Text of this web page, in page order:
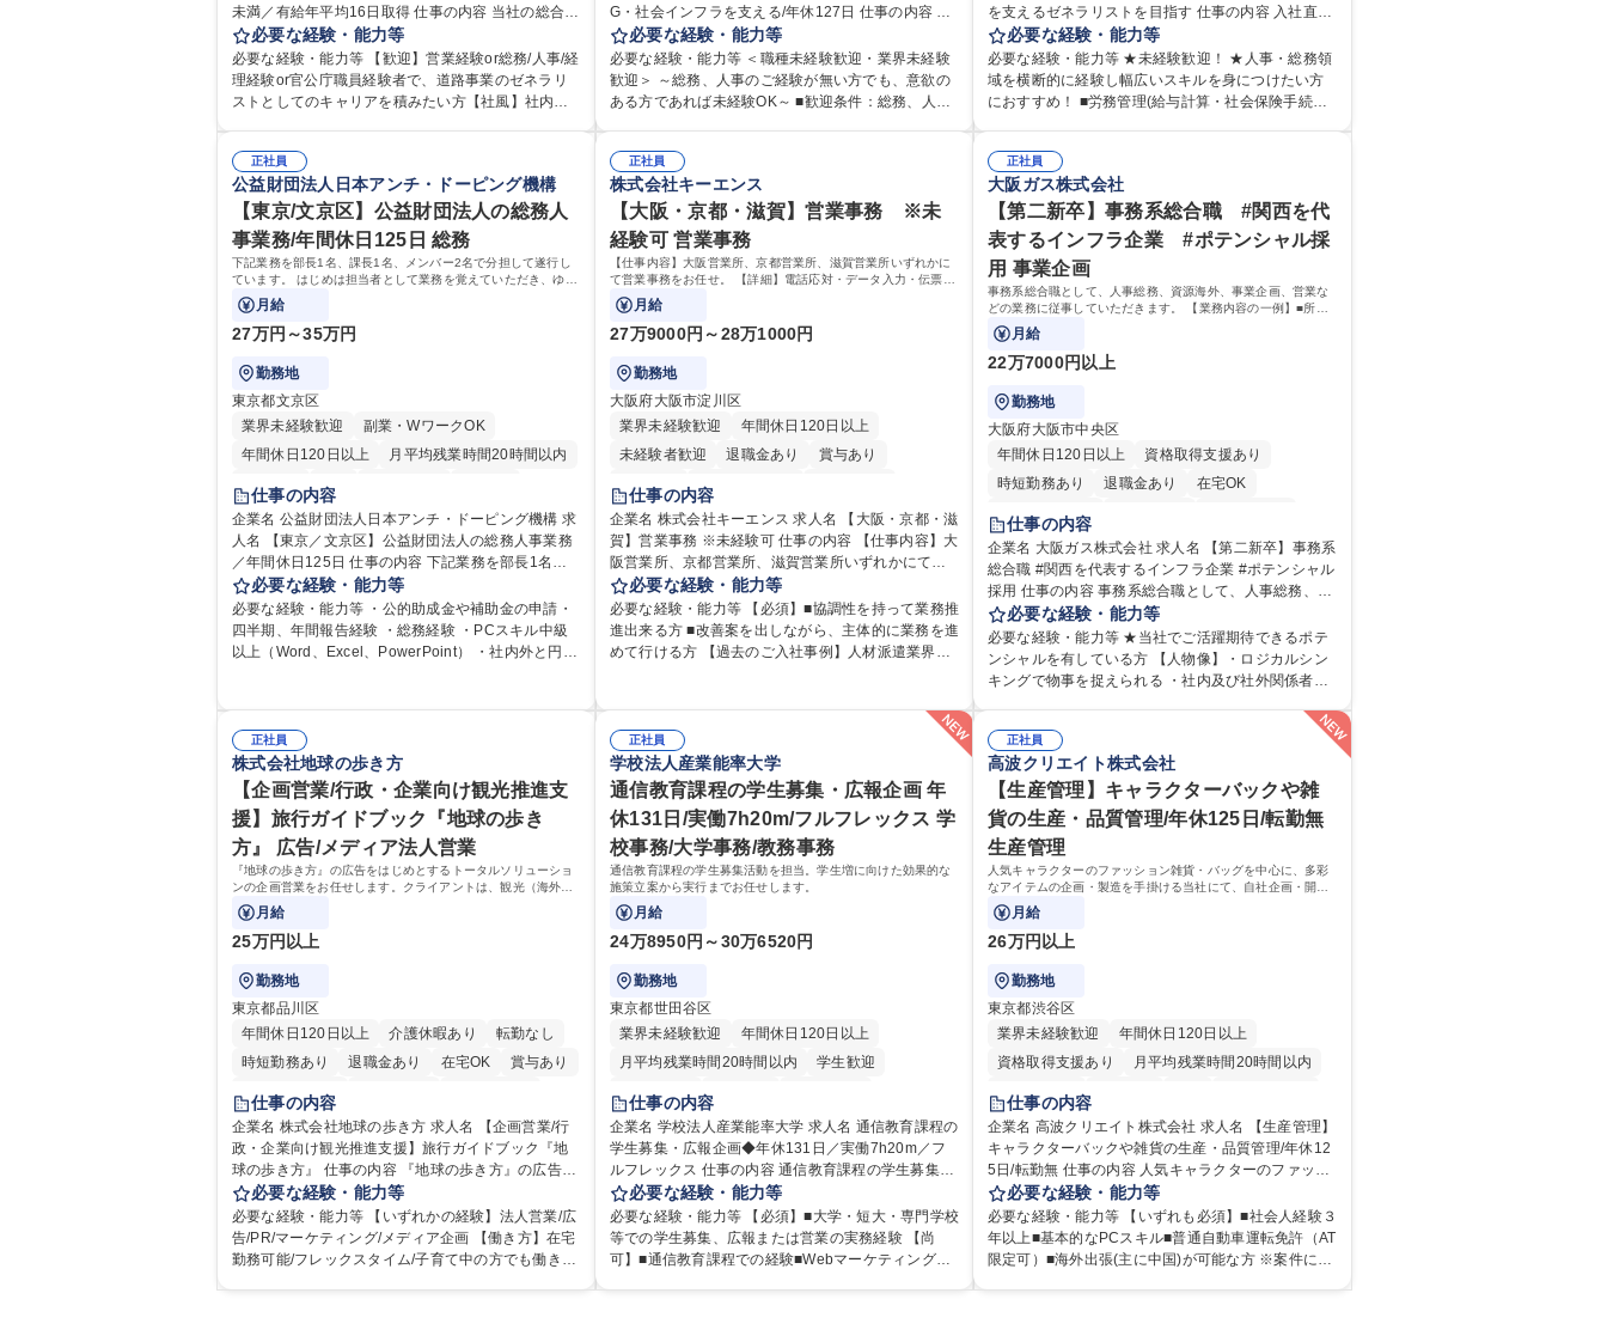
資格取得手当あり
食事補助あり
未満／有給年平均16日取得 仕事の内容 当社の総合職
として、ジョブローテーションによる人事経理部門
や収益事業等のフロント部門の部署等幅広い部署で
の業務をお任せいたします。研修制度やキャリア支
援が充実しております！ ※下記業務詳細 【業務詳
運営、新宿駅西口広場の「イベントコーナー」など
の管理運営 ■道路部門：整備の急がれる骨格幹線道路
や木造住宅密集地域の特定整備路線の用地取得、道
路に関する普及啓発事業、都内の道路施設や道路工
事現場の見学ツアー事業 ※入社後は上記いずれかの
部門へ配属。※業務内容変更の範囲：会社の定める
業月平均9時間未満／有給年平均16日取得
必要な経験・能力等
必要な経験・能力等 【歓迎】営業経験or総務/人事/経
理経験or官公庁職員経験者で、道路事業のゼネラリ
ストとしてのキャリアを積みたい方【社風】社内関
携われる：総合職（事務）では、駐車場の管理運営
や道路用地の取得、公益財団法人の中枢を担う管理
部門など多岐に渡る業務を経験できます。 ■様々なプ
ロジェクト：駐車場事業の他、新宿駅西口広場内に
設置された照明を兼ねた広告「ブライトサイン」の
管理運営を行うなど、事業収益を生み出す活動を積
極的に行っています。 学歴・資格 学歴：大学院 大学
高専 短大 専修学校 高校 語学力： 資格：
土日祝休み
服装自由
寮・社宅あり
食事補助あり
G・社会インフラを支える/年休127日 仕事の内容 総
務・人事領域を中心に、これまでのご経験に応じて
幅広くお任せします。 ＜具体的には＞ ・総務/人事労
務（給与・社保・勤怠管理など） ・採用・教育研修
・福利厚生運用 など ※基本的には事務所勤務です
当業務を持ちつつ、お互いに助け合いながら、総務
部という組織として協力しながら進める体制です。
募集職種 【大阪】総務人事＜未経験歓迎＞◇三菱電
機G・社会インフラを支える/年休127日
必要な経験・能力等
必要な経験・能力等 ＜職種未経験歓迎・業界未経験
歓迎＞ ～総務、人事のご経験が無い方でも、意欲の
ある方であれば未経験OK～ ■歓迎条件：総務、人事
い、業務を円滑に遂行できる協調性やコミュニケー
ション能力を持っている方 ・人事総務領域に興味が
ありゼネラリスト志向をお持ちの方 学歴・資格 学
歴：大学院 大学 語学力： 資格：
交通費支給
土日祝休み 寮・社宅あり
を支えるゼネラリストを目指す 仕事の内容 入社直後
は労務（労務管理・給与計算・安全衛生・福利厚生
等）からお任せいたします。将来は総務・採用・教
育業務へ守備範囲を広げ、組織運営を支えるゼネラ
リストをめざせます。 ・初期業務：労働時間管理、
て、休職者管理など、幅広く経験を積んでいただき
ます。 ・将来的な広がり：総務・採用・教育・税務
対応・経営企画等。 ★メンバーがマンツーマンで丁
寧に教えるため、ご経験が浅くても安心！幅広く経
験を積みたい意欲がある方に最適な環境です。 募集
職種 【総務・人事】未経験歓迎/日立グループ/組織運
営を支えるゼネラリストを目指す
必要な経験・能力等
必要な経験・能力等 ★未経験歓迎！ ★人事・総務領
域を横断的に経験し幅広いスキルを身につけたい方
におすすめ！ ■労務管理(給与計算・社会保険手続
ームで仕事を推進できる方■将来はマネジメント職と
して活躍したい 【尚可】■人事、労務、採用、教育業
務のご経験 ■労務管理（給与計算・社会保険手続き・
勤怠管理など）の経験 ■衛生管理者の資格をお持ちの
方 学歴・資格 学歴：大学院 大学 高専 短大 専修学校
高校 語学力： 資格：
正社員
公益財団法人日本アンチ・ドーピング機構
【東京/文京区】公益財団法人の総務人
事業務/年間休日125日 総務
下記業務を部長1名、課長1名、メンバー2名で分担して遂行し
ています。 はじめは担当者として業務を覚えていただき、ゆく
ゆくはリーダーやマネージャーポジションとして活躍いただく
ことを期待しています。
月給
27万円～35万円
勤務地
東京都文京区
業界未経験歓迎
副業・WワークOK
年間休日120日以上
月平均残業時間20時間以内
転勤なし
英語
賞与あり
育休あり
完全週休2日制
交通費支給
土日祝休み 食事補助あり
仕事の内容
企業名 公益財団法人日本アンチ・ドーピング機構 求
人名 【東京／文京区】公益財団法人の総務人事業務
／年間休日125日 仕事の内容 下記業務を部長1名、
課長1名、メンバー2名で分担して遂行しています。
はじめは担当者として業務を覚えていただき、ゆく
ゆくはリーダーやマネージャーポジションとして活
躍いただくことを期待しています。 【総務・人事グ
出 ・法定の会議運営（評議員会、理事会） ・コンプ
ライアンス ・内部規程やルールの管理、整備、文書
管理 ・契約関連 ・衛生管理 ・防災関連・公的助成金
の管理・オフィス、ファシリティ管理 ・福利厚生関
連 ・職員からの問合せ、相談対応 ・その他日常の総
務業務全般 募集職種 【東京／文京区】公益財団法人
の総務人事業務／年間休日125日
必要な経験・能力等
必要な経験・能力等 ・公的助成金や補助金の申請・
四半期、年間報告経験 ・総務経験 ・PCスキル中級
以上（Word、Excel、PowerPoint） ・社内外と円滑
専修学校 高校 語学力： 資格：
正社員
株式会社キーエンス
【大阪・京都・滋賀】営業事務 ※未
経験可 営業事務
【仕事内容】大阪営業所、京都営業所、滋賀営業所いずれかに
て営業事務をお任せ。 【詳細】電話応対・データ入力・伝票や
見積の作成・カタログ送付・来客対応・営業所内で発生する事
務業務や業務改善をお任せ。
月給
27万9000円～28万1000円
勤務地
大阪府大阪市淀川区
業界未経験歓迎
年間休日120日以上
未経験者歓迎
退職金あり
賞与あり
育休あり
完全週休2日制
駅近5分以内
土日祝休み
仕事の内容
企業名 株式会社キーエンス 求人名 【大阪・京都・滋
賀】営業事務 ※未経験可 仕事の内容 【仕事内容】大
阪営業所、京都営業所、滋賀営業所いずれかにて営
業事務をお任せ。 【詳細】電話応対・データ入力・
伝票や見積の作成・カタログ送付・来客対応・営業
所内で発生する事務業務や業務改善をお任せ。 【教
育制度】ご入社後、育成担当とペアになりながらOJT
仕事に慣れることができる環境です。また、「チー
ムで成果を出す文化」があり、良いやり方を積極的
に共有しながら常に改善を目指す風土のため、安心
して業務に取り組んでいただけます。 募集職種 【大
阪・京都・滋賀】営業事務 ※未経験可
必要な経験・能力等
必要な経験・能力等 【必須】■協調性を持って業務推
進出来る方 ■改善案を出しながら、主体的に業務を進
めて行ける方 【過去のご入社事例】人材派遣業界や
なく主体性を発揮したサポートにより、キーエンス
の付加価値向上に貢献します。ベースの定型業務に
加えて、お客様や社員の状況に合わせ、能動的なサ
ポート、改善の動きも期待され。組織を支えるスペ
シャリストとして、チームに貢献し、結果的に社員
から頼られる存在になることができます。平均19:30
の退勤以降の業務の持ち帰りも禁止されており、メ
リハリのある働き方となります。 学歴・資格 学歴：
大学院 大学 高専 短大 語学力： 資格：
正社員
大阪ガス株式会社
【第二新卒】事務系総合職 #関西を代
表するインフラ企業 #ポテンシャル採
用 事業企画
事務系総合職として、人事総務、資源海外、事業企画、営業な
どの業務に従事していただきます。 【業務内容の一例】■所属
事業部の勤労業務 ■海外に関係する各種業務 ■営業部門の企画
スタッフ、ルート営業
月給
22万7000円以上
勤務地
大阪府大阪市中央区
年間休日120日以上
資格取得支援あり
時短勤務あり
退職金あり
在宅OK
完全週休2日制
土日祝休み
服装自由
第二新卒歓迎
寮・社宅あり
食事補助あり
仕事の内容
企業名 大阪ガス株式会社 求人名 【第二新卒】事務系
総合職 #関西を代表するインフラ企業 #ポテンシャル
採用 仕事の内容 事務系総合職として、人事総務、資
源海外、事業企画、営業などの業務に従事していた
だきます。 【業務内容の一例】■所属事業部の勤労業
務 ■海外に関係する各種業務 ■営業部門の企画スタッ
フ、ルート営業 【キャリアパス】入社後の配属ポジ
将来のキャリアを鑑みてジョブローテーションを行
います。 【育成】OJTでの現場育成や研修カリキュ
ラムを通じて、Daigasグループの業務で必要となる
知識について学んでいただきます。 募集職種 【第二
新卒】事務系総合職 #関西を代表するインフラ企業 #
ポテンシャル採用
必要な経験・能力等
必要な経験・能力等 ★当社でご活躍期待できるポテ
ンシャルを有している方 【人物像】・ロジカルシン
キングで物事を捉えられる ・社内及び社外関係者と
026年度までの3ヵ年を対象とする「Daigasグループ
中期経営計画2026」を策定しました。https://www.o
sakagas.co.jp/company/press/pr2024/1777576_56
472.html ■エネルギーセキュリティの不安定化や気候
変動による自然災害の甚大化など、これまで以上に
社会課題解決の重要性が高まっています。「未来の
日常」の創造に向けて持続可能な社会の実現に貢献
してまいります。 学歴・資格 学歴：大学院 大学 語
学力： 資格：
正社員
株式会社地球の歩き方
【企画営業/行政・企業向け観光推進支
援】旅行ガイドブック『地球の歩き
方』 広告/メディア法人営業
『地球の歩き方』の広告をはじめとするトータルソリューショ
ンの企画営業をお任せします。クライアントは、観光（海外旅
行、国内旅行、インバウンド）で地域や事業を推進したい国内
外の行政や企業です。
月給
25万円以上
勤務地
東京都品川区
年間休日120日以上
介護休暇あり
転勤なし
時短勤務あり
退職金あり 在宅OK
賞与あり
完全週休2日制
土日祝休み
仕事の内容
企業名 株式会社地球の歩き方 求人名 【企画営業/行
政・企業向け観光推進支援】旅行ガイドブック『地
球の歩き方』 仕事の内容 『地球の歩き方』の広告を
はじめとするトータルソリューションの企画営業を
お任せします。クライアントは、観光（海外旅行、
国内旅行、インバウンド）で地域や事業を推進した
い国内外の行政や企業です。 【業務詳細】■『地球の
必要な経験・能力等
必要な経験・能力等 【いずれかの経験】法人営業/広
告/PR/マーケティング/メディア企画 【働き方】在宅
勤務可能/フレックスタイム/子育て中の方でも働きや
正社員
学校法人産業能率大学
通信教育課程の学生募集・広報企画 年
休131日/実働7h20m/フルフレックス 学
校事務/大学事務/教務事務
通信教育課程の学生募集活動を担当。学生増に向けた効果的な
施策立案から実行までお任せします。
月給
24万8950円～30万6520円
勤務地
東京都世田谷区
業界未経験歓迎
年間休日120日以上
月平均残業時間20時間以内
学生歓迎
退職金あり
土日祝休み
仕事の内容
企業名 学校法人産業能率大学 求人名 通信教育課程の
学生募集・広報企画◆年休131日／実働7h20m／フ
ルフレックス 仕事の内容 通信教育課程の学生募集活
動を担当。学生増に向けた効果的な施策立案から実
行までお任せします。 ■通信教育課程における学生募
集・広報・営業・企画業務 ■併修校への営業活動およ
び関係構築 ■入学説明会・個別相談会の企画・運営・
必要な経験・能力等
必要な経験・能力等 【必須】■大学・短大・専門学校
等での学生募集、広報または営業の実務経験 【尚
可】■通信教育課程での経験■Webマーケティング経
正社員
高波クリエイト株式会社
【生産管理】キャラクターバックや雑
貨の生産・品質管理/年休125日/転勤無
生産管理
人気キャラクターのファッション雑貨・バッグを中心に、多彩
なアイテムの企画・製造を手掛ける当社にて、自社企画・開発
商品の生産管理・品質管理を担当。『かわいい』を届けるやり
がいのあるポジションです。
月給
26万円以上
勤務地
東京都渋谷区
業界未経験歓迎
年間休日120日以上
資格取得支援あり
月平均残業時間20時間以内
平日のみOK
研修あり
退職金あり 在宅OK
賞与あり
完全週休2日制
交通費支給
駅近5分以内
中国語
土日祝休み
仕事の内容
企業名 高波クリエイト株式会社 求人名 【生産管理】
キャラクターバックや雑貨の生産・品質管理/年休12
5日/転勤無 仕事の内容 人気キャラクターのファッシ
ョン雑貨・バッグを中心に、多彩なアイテムの企
画・製造を手掛ける当社にて、自社企画・開発商品
の生産管理・品質管理を担当。『かわいい』を届け
るやりがいのあるポジションです。 有名ブランドや
必要な経験・能力等
必要な経験・能力等 【いずれも必須】■社会人経験３
年以上■基本的なPCスキル■普通自動車運転免許（AT
限定可）■海外出張(主に中国)が可能な方 ※案件によ